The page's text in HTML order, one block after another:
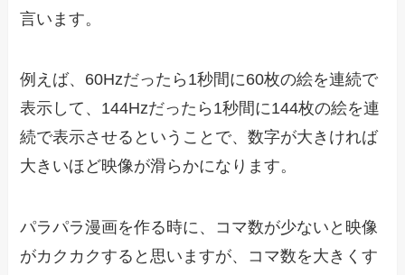
言います。
例えば、60Hzだったら1秒間に60枚の絵を連続で
表示して、144Hzだったら1秒間に144枚の絵を連
続で表示させるということで、数字が大きければ
大きいほど映像が滑らかになります。
パラパラ漫画を作る時に、コマ数が少ないと映像
がカクカクすると思いますが、コマ数を大きくす